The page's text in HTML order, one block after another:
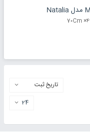
درخواست قیمت محصول
تاریخ ثبت
24